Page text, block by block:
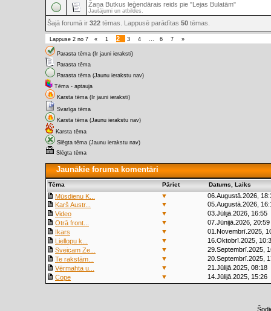
Žaņa Butkus leģendārais reids pie "Lejas Bulatām"
Jautājumi un atbildes.
Šajā forumā ir 322 tēmas. Lappusē parādītas 50 tēmas.
Lappuse 2 no 7 « 1 2 3 4 … 6 7 »
Parasta tēma (Ir jauni ieraksti)
Parasta tēma
Parasta tēma (Jaunu ierakstu nav)
Tēma - aptauja
Karsta tēma (Ir jauni ieraksti)
Svarīga tēma
Karsta tēma (Jaunu ierakstu nav)
Karsta tēma
Slēgta tēma (Jaunu ierakstu nav)
Slēgta tēma
Jaunākie foruma komentāri
Tēma Pāriet Datums, Laiks
Mūsdienu K... ▼
06.Augustā.2026,
Karš Austr...
▼
05.Augustā.2026,
Video
▼
03.Jūlijā.2026, 16:55
Otrā front...
▼
07.Jūnijā.2026, 20:59
Ikars
▼
01.Novembrī.2025,
Liellopu k...
▼
16.Oktobrī.2025,
Sveicam Ze...
▼
29.Septembrī.2025,
Te rakstām...
▼
20.Septembrī.2025,
Vērmahta u...
▼
21.Jūlijā.2025, 08:18
Cope
▼ 14.Jūlijā.2025, 15:26